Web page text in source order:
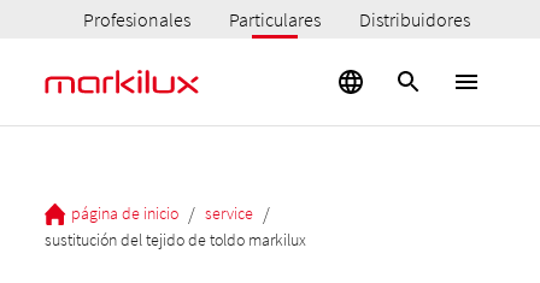
Profesionales Particulares Distribuidores
página de inicio / service /
sustitución del tejido de toldo markilux